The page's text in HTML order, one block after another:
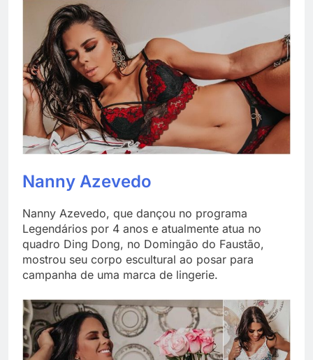
Nanny Azevedo
Nanny Azevedo, que dançou no programa
Legendários por 4 anos e atualmente atua no
quadro Ding Dong, no Domingão do Faustão,
mostrou seu corpo escultural ao posar para
campanha de uma marca de lingerie.